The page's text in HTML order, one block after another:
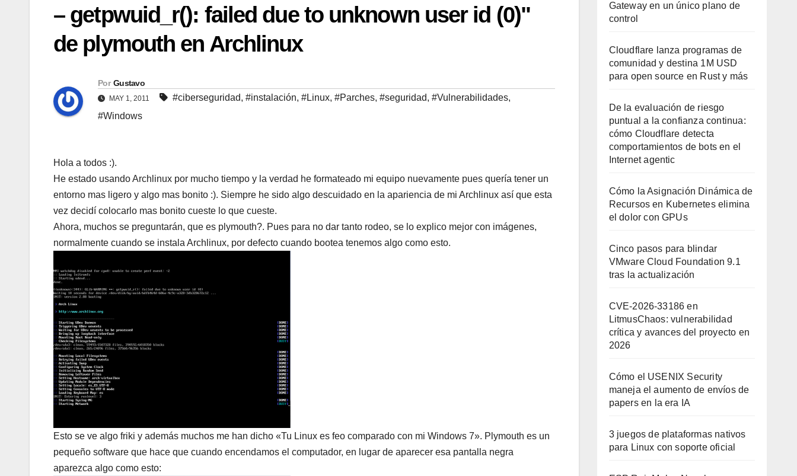
– getpwuid_r(): failed due to unknown user id (0)"
de plymouth en Archlinux
Por Gustavo
MAY 1, 2011 #ciberseguridad, #instalación, #Linux, #Parches, #seguridad, #Vulnerabilidades,
#Windows
Hola a todos :).
He estado usando Archlinux por mucho tiempo y la verdad he formateado mi equipo nuevamente pues quería tener un
entorno mas ligero y algo mas bonito :). Siempre he sido algo descuidado en la apariencia de mi Archlinux así que esta
vez decidí colocarlo mas bonito cueste lo que cueste.
Ahora, muchos se preguntarán, que es plymouth?. Pues para no dar tanto rodeo, se lo explico mejor con imágenes,
normalmente cuando se instala Archlinux, por defecto cuando bootea tenemos algo como esto.
Esto se ve algo friki y además muchos me han dicho «Tu Linux es feo comparado con mi Windows 7». Plymouth es un
pequeño software que hace que cuando encendamos el computador, en lugar de aparecer esa pantalla negra
aparezca algo como esto:
Gateway en un único plano de
control
Cloudflare lanza programas de
comunidad y destina 1M USD
para open source en Rust y más
De la evaluación de riesgo
puntual a la confianza continua:
cómo Cloudflare detecta
comportamientos de bots en el
Internet agentic
Cómo la Asignación Dinámica de
Recursos en Kubernetes elimina
el dolor con GPUs
Cinco pasos para blindar
VMware Cloud Foundation 9.1
tras la actualización
CVE-2026-33186 en
LitmusChaos: vulnerabilidad
crítica y avances del proyecto en
2026
Cómo el USENIX Security
maneja el aumento de envíos de
papers en la era IA
3 juegos de plataformas nativos
para Linux con soporte oficial